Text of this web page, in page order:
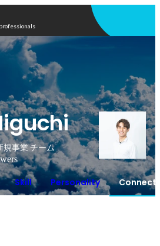
規事業 チーム
Skill Personality